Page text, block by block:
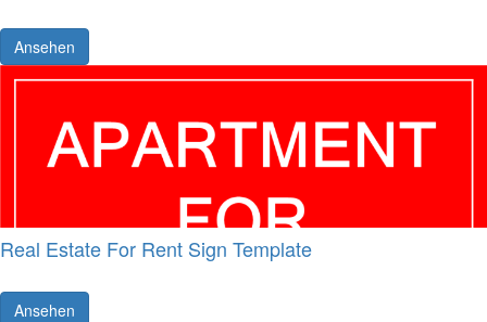
Ansehen
Real Estate For Rent Sign Template
Ansehen